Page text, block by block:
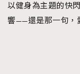
以健身為主題的快
響——還是那一句，